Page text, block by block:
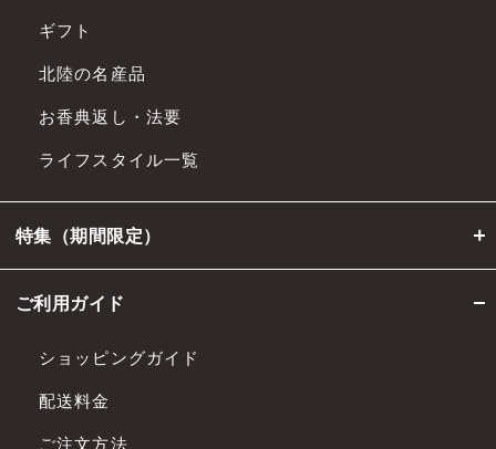
ギフト
北陸の名産品
お香典返し・法要
ライフスタイル一覧
特集（期間限定）
ご利用ガイド
ショッピングガイド
配送料金
ご注文方法